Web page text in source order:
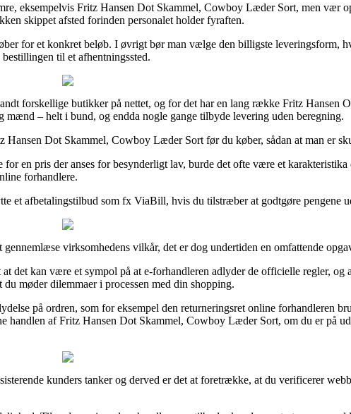
eksempelvis Fritz Hansen Dot Skammel, Cowboy Læder Sort, men vær
skippet afsted forinden personalet holder fyraften.
for et konkret beløb. I øvrigt bør man vælge den billigste leveringsform,
til et afhentningssted.
forskellige butikker på nettet, og for det har en lang række Fritz Hansen
– helt i bund, og endda nogle gange tilbyde levering uden beregning.
Dot Skammel, Cowboy Læder Sort før du køber, sådan at man er
en pris der anses for besynderligt lav, burde det ofte være et
forhandlere.
et afbetalingstilbud som fx ViaBill, hvis du tilstræber at godtgøre pengene
virksomhedens vilkår, det er dog undertiden en omfattende
det kan være et sympol på at e-forhandleren adlyder de officielle regler, og
møder dilemmaer i processen med din shopping.
på ordren, som for eksempel den returneringsret online forhandleren
handlen af Fritz Hansen Dot Skammel, Cowboy Læder Sort, om du er på
kunders tanker og derved er det at foretrække, at du verificerer